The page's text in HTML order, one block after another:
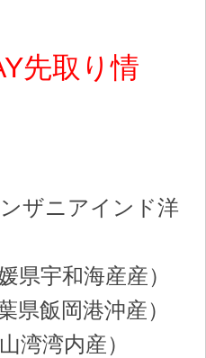
先取り情
ザニアインド洋
宇和海産産）
飯岡港沖産）
湾湾内産）